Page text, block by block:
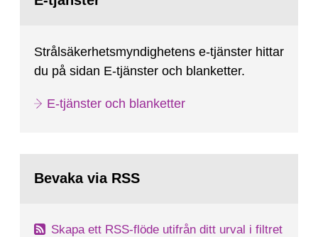
sida:
Strålsäkerhetsmyndighetens e-tjänster hittar
du på sidan E-tjänster och blanketter.
E-tjänster och blanketter
Bevaka via RSS
Skapa ett RSS-flöde utifrån ditt urval i filtret